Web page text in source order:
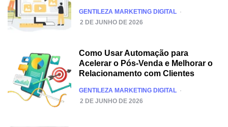
POSTED
GENTILEZA MARKETING DIGITAL
2 DE JUNHO DE 2026
Como Usar Automação para
Acelerar o Pós-Venda e Melhorar o
Relacionamento com Clientes
POSTED
GENTILEZA MARKETING DIGITAL
2 DE JUNHO DE 2026